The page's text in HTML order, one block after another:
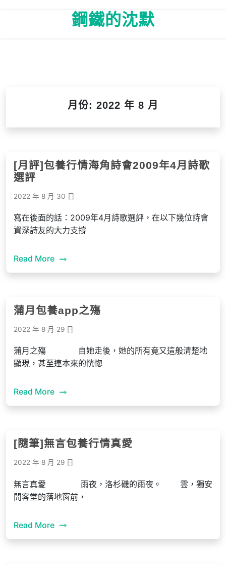
鋼鐵的沈默
月份: 2022 年 8 月
[月評]包養行情海角詩會2009年4月詩歌
選評
2022 年 8 月 30 日
寫在後面的話：2009年4月詩歌選評，在以下幾位詩會
資深詩友的大力支撐
Read More
蒲月包養app之殤
2022 年 8 月 29 日
蒲月之殤 自她走後，她的所有竟又這般清楚地
顯現，甚至連本來的恍惚
Read More
[隨筆]無言包養行情真愛
2022 年 8 月 29 日
無言真愛 雨夜，洛杉磯的雨夜。 雲，獨安
閒客堂的落地窗前，
Read More